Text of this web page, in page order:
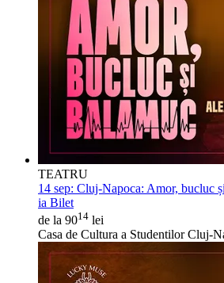
TEATRU
14 sep: Cluj-Napoca: Amor, bucluc
ia Bilet
de la 9014 lei
Casa de Cultura a Studentilor Cluj-